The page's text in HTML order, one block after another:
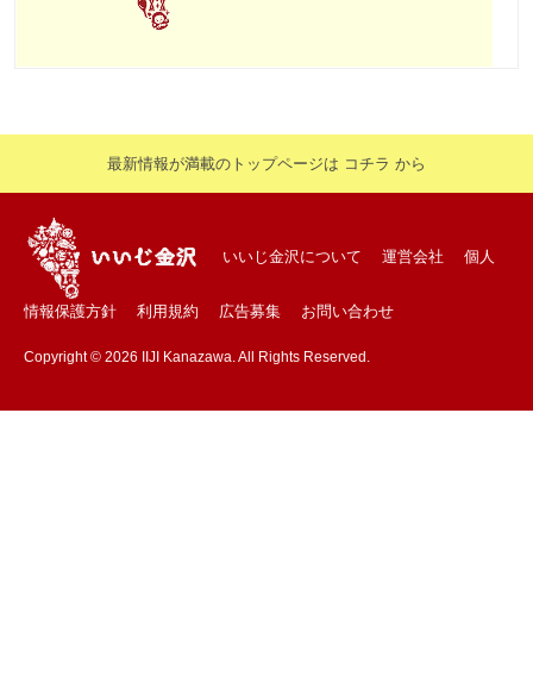
最新情報が満載のトップページは コチラ から
いいじ金沢について 運営会社 個人
情報保護方針 利用規約 広告募集 お問い合わせ
Copyright © 2026 IIJI Kanazawa. All Rights Reserved.